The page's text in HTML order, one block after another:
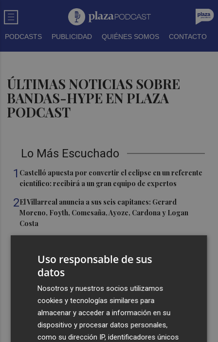
PODCASTS PUBLICIDAD QUIÉNES SOMOS CONTACTO
ÚLTIMAS NOTICIAS SOBRE
BANDAS-HYPE EN PLAZA
PODCAST
Lo Más Escuchado
1 Castelló apuesta por convertir el eclipse en un referente
científico: recibirá a un gran equipo de expertos
2El Villarreal anuncia a sus seis capitanes: Gerard
Moreno, Foyth, Comesaña, Ayoze, Cardona y Logan
Costa
San Javier da viabilidad al nuevo contrato del transporte
324 habitaciones
Estos son los estrenos que abren la cartelera en agosto:
de la comedia 'El último mono' a una nueva entrega de
'La Patrulla Canina'
Uso responsable de sus
datos
Nosotros y nuestros socios utilizamos
cookies y tecnologías similares para
almacenar y acceder a información en su
dispositivo y procesar datos personales,
como su dirección IP, identificadores únicos